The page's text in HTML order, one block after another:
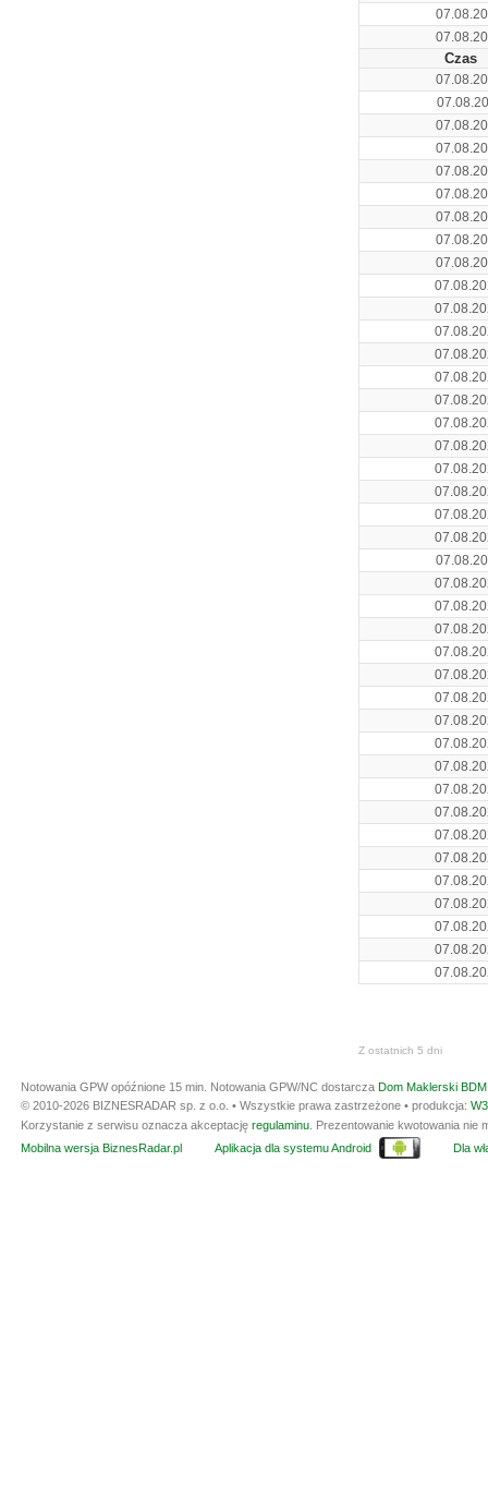
Czas
Z ostatnich 5 dni
Notowania GPW opóźnione 15 min. Notowania GPW/NC dostarcza Dom Maklerski
© 2010-2026 BIZNESRADAR sp. z o.o. • Wszystkie prawa zastrzeżone • produkcja:
Korzystanie z serwisu oznacza akceptację regulaminu . Prezentowanie kwotowania
Mobilna wersja BiznesRadar.pl
Aplikacja dla systemu Android Dla